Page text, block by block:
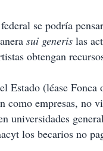
se podría
sui generis las
obtengan
Estado (léase
como empresas, no
universidades
los becarios no